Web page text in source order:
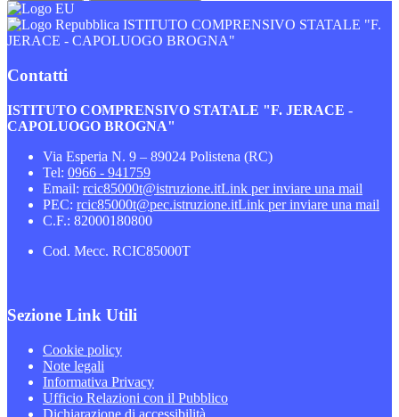
ISTITUTO COMPRENSIVO STATALE "F.
JERACE - CAPOLUOGO BROGNA"
Contatti
ISTITUTO COMPRENSIVO STATALE "F. JERACE -
CAPOLUOGO BROGNA"
Via Esperia N. 9 – 89024 Polistena (RC)
Tel: 0966 - 941759
Email: rcic85000t@istruzione.itLink per inviare una mail
PEC: rcic85000t@pec.istruzione.itLink per inviare una mail
C.F.: 82000180800
Cod. Mecc. RCIC85000T
Sezione Link Utili
Cookie policy
Note legali
Informativa Privacy
Ufficio Relazioni con il Pubblico
Dichiarazione di accessibilità